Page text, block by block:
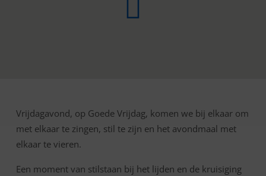
GOEDE
VRIJDAG
Vrijdagavond, op Goede Vrijdag, komen we bij elkaar om
met elkaar te zingen, stil te zijn en het avondmaal met
elkaar te vieren.
Een moment van stilstaan bij het lijden en de kruisiging